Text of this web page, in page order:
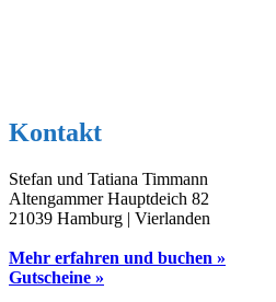
Kontakt
Stefan und Tatiana Timmann
Altengammer Hauptdeich 82
21039 Hamburg | Vierlanden
Mehr erfahren und buchen »
Gutscheine »